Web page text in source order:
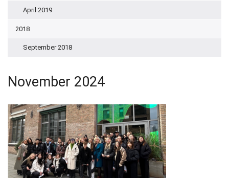
April 2019
2018
September 2018
November 2024